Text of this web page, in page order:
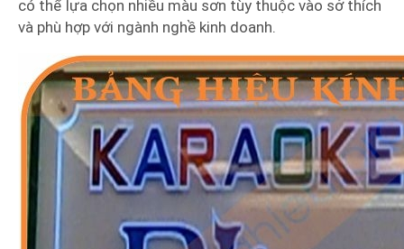
có thể lựa chọn nhiều màu sơn tùy thuộc vào sở thích
và phù hợp với ngành nghề kinh doanh.